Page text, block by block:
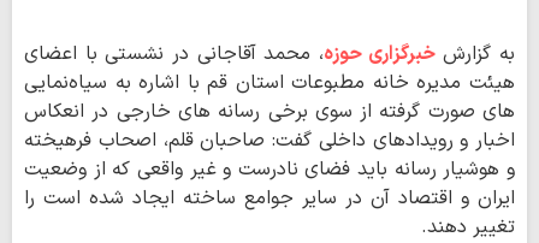
به گزارشخبرگزاری حوزه، محمد آقاجانی در نشستی با اعضای
هیئت مدیره خانه مطبوعات استان قم با اشاره به سیاه‌نمایی
های صورت گرفته از سوی برخی رسانه های خارجی در انعکاس
اخبار و رویدادهای داخلی گفت: صاحبان قلم، اصحاب فرهیخته
و هوشیار رسانه باید فضای نادرست و غیر واقعی که از وضعیت
ایران و اقتصاد آن در سایر جوامع ساخته ایجاد شده است را
تغییر دهند.